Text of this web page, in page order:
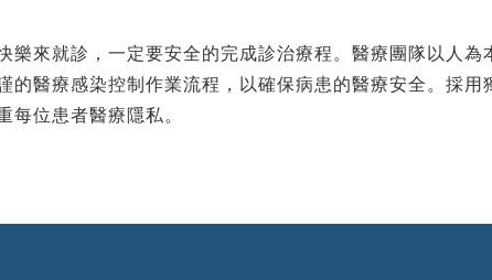
樂來就診，一定要安全的完成診治療程。醫療團隊以人為
的醫療感染控制作業流程，以確保病患的醫療安全。採用
每位患者醫療隱私。